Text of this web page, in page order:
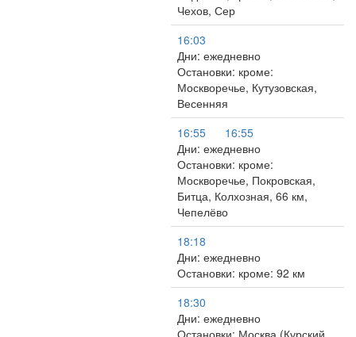
Чехов, Сер
16:03
Дни: ежедневно
Остановки: кроме:
Москворечье, Кутузовская,
Весенняя
16:55
16:55
Дни: ежедневно
Остановки: кроме:
Москворечье, Покровская,
Битца, Колхозная, 66 км,
Чепелёво
18:18
Дни: ежедневно
Остановки: кроме: 92 км
18:30
Дни: ежедневно
Остановки: Москва (Курский